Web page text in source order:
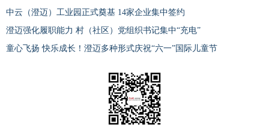
中云（澄迈）工业园正式奠基 14家企业集中签约
澄迈强化履职能力 村（社区）党组织书记集中“充电”
童心飞扬 快乐成长！澄迈多种形式庆祝“六一”国际儿童节